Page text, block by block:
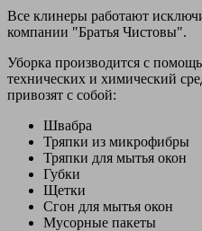
Все клинеры работают
компании "Братья Чистовы".
Уборка производится с
технических и химический
привозят с собой:
Швабра
Тряпки из микрофибры
Тряпки для мытья окон
Губки
Щетки
Сгон для мытья окон
Мусорные пакеты